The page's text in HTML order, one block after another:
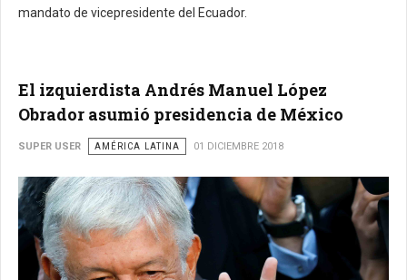
mandato de vicepresidente del Ecuador.
El izquierdista Andrés Manuel López
Obrador asumió presidencia de México
SUPER USER AMÉRICA LATINA 01 DICIEMBRE 2018